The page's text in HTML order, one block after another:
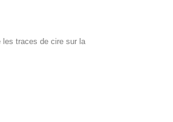
les traces de cire sur la